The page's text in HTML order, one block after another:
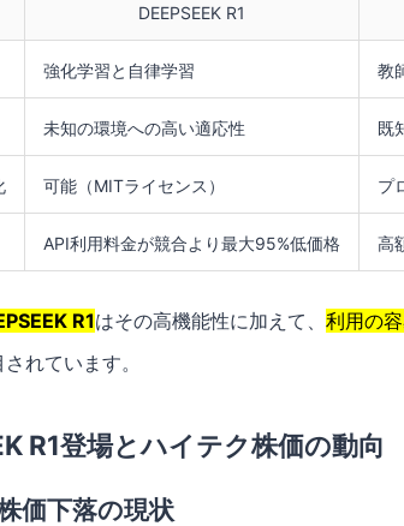
DEEPSEEK R1
強化学習と自律学習 教
未知の環境への高い適応性 既
可能（MITライセンス） プ
API利用料金が競合より最大95%低価格 高
R1はその高機能性に加えて、 利用の
れています。
R1登場とハイテク株価の動向
価下落の現状